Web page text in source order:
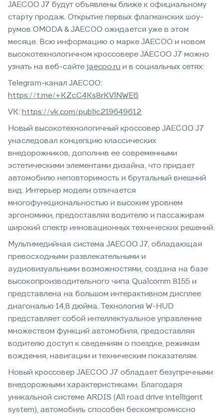
JAECOO J7 будут объявлены ближе к официальному
старту продаж. Открытие первых флагманских шоу-
румов OMODA & JAECOO ожидается уже в этом
месяце. Всю информацию о марке JAECOO и новом
высокотехнологичном кроссовере JAECOO J7 можно
узнать на веб-сайте jaecoo.ru и в социальных сетях:
Telegram-канал JAECOO:
https://t.me/+KZcC4Ks8rKVlNWE6
VK: https://vk.com/public219649612
Новый высокотехнологичный кроссовер JAECOO J7
унаследовал концепцию классических
внедорожников, дополнив ее современными
эстетическими элементами дизайна, что придает
автомобилю неповторимость и брутальный внешний
вид. Интерьер модели отличается
многофункциональностью и высоким уровнем
эргономики, предоставляя водителю и пассажирам
широкий спектр инновационных технических решений.
Мультимедийная система JAECOO J7, обладающая
превосходными развлекательными и
аудиовизуальными возможностями, создана на базе
высокопроизводительного чипа Qualcomm 8155 и
представлена на большом интерактивном дисплее
диагональю 14,8 дюйма. Технология W-HUD
представляет собой интеллектуальное управление
множеством функций автомобиля, предоставляя
водителю доступ к сведениям о поездке, режимам
вождения, навигации и техническим показателям.
Новый кроссовер JAECOO J7 обладает безупречными
внедорожными характеристиками. Благодаря
уникальной системе ARDIS (All road drive intelligent
system), автомобиль способен бескомпромиссно